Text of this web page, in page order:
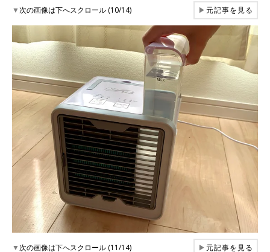
▼次の画像は下へスクロール (10/14) ▶元記事を見る
▼次の画像は下へスクロール (11/14) ▶元記事を見る